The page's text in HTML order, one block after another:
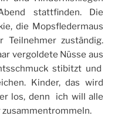
stattfinden. Die
die Mopsfledermaus
zuständig.
vergoldete Nüsse aus
stibitzt und
Kinder, das wird
los, denn ich will alle
zusammentrommeln.